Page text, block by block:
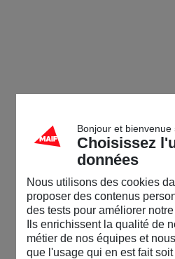
Bonjour et bienvenue
Choisissez
données
Nous utilisons des cookies
proposer des contenus
des tests pour améliorer
Ils enrichissent la qualité de
métier de nos équipes et
que l'usage qui en est fait